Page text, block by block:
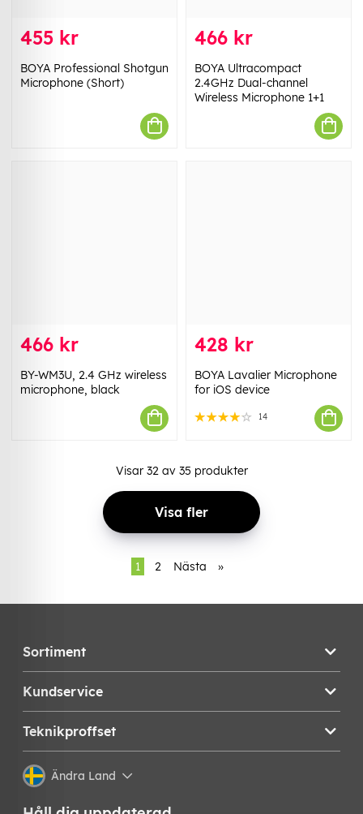
455 kr
BOYA Professional Shotgun
Microphone (Short)
466 kr
BOYA Ultracompact
2.4GHz Dual-channel
Wireless Microphone 1+1
466 kr
BY-WM3U, 2.4 GHz wireless
microphone, black
428 kr
BOYA Lavalier Microphone
for iOS device
14
Visar 32av 35 produkter
Visa fler
1 2 Nästa »
Sortiment
Kundservice
Teknikproffset
Ändra Land